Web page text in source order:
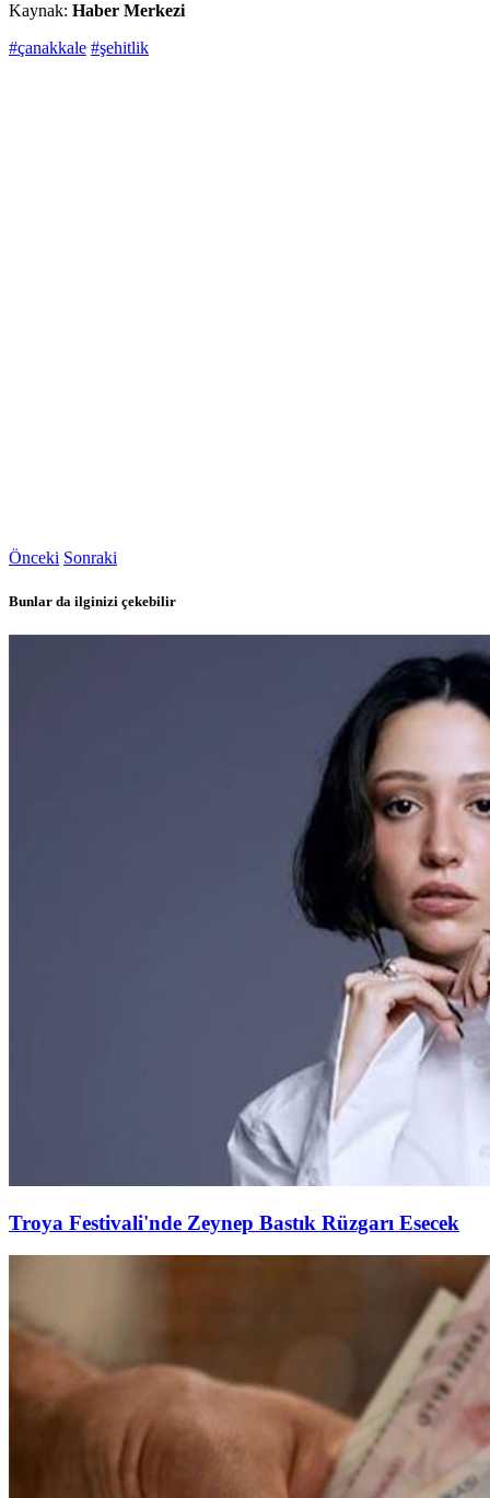
Kaynak: Haber Merkezi
#çanakkale #şehitlik
Önceki Sonraki
Bunlar da ilginizi çekebilir
Troya Festivali'nde Zeynep Bastık Rüzgarı Esecek